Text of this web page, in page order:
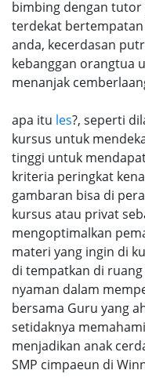
bimbing dengan tutor
terdekat
anda, kecerdasan
kebanggan orangtua
menanjak
apa itu les?, seperti
kursus untuk
tinggi untuk
kriteria peringkat
gambaran bisa di
kursus atau privat
mengoptimalkan
materi yang ingin di
di tempatkan di
nyaman dalam
bersama Guru yang
setidaknya
menjadikan anak
SMP cimpaeun di